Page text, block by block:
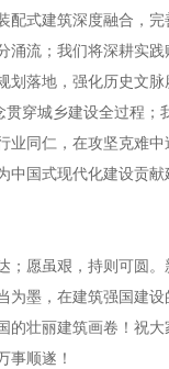
配式建筑深度融合，
涌流；我们将深耕实
划落地，强化历史文
贯穿城乡建设全过程；
业同仁，在攻坚克难
中国式现代化建设贡
愿虽艰，持则可圆。
为墨，在建筑强国建
的壮丽建筑画卷！祝大
事顺遂！